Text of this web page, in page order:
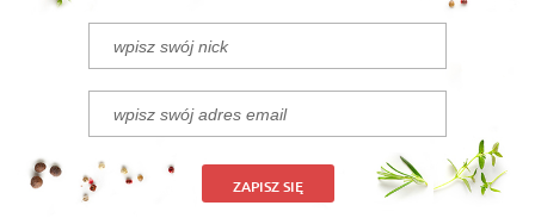
ZAPISZ SIĘ